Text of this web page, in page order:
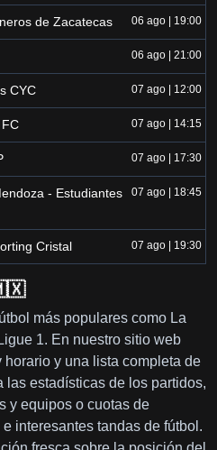
de Zacatecas 06 ago | 19:00
06 ago | 21:00
CYC 07 ago | 12:00
07 ago | 14:15
07 ago | 17:30
- Estudiantes
07 ago | 18:45
Cristal 07 ago | 19:30
más populares como La
1. En nuestro sitio web
horario y una lista completa de
las estadísticas de los partidos,
y equipos o cuotas de
interesantes tandas de fútbol.